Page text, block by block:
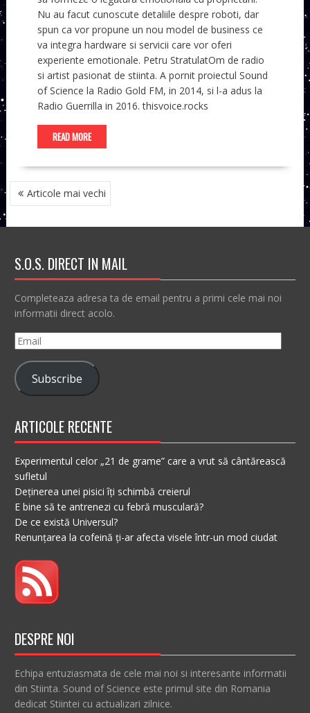
Nu au facut cunoscute detaliile despre roboti, dar
spun ca vor propune un nou model de business ce
va integra hardware si servicii care vor oferi
experiente emotionale. Petru StratulatOm de radio
si artist pasionat de stiinta. A pornit proiectul Sound
of Science la Radio Gold FM, in 2014, si l-a adus la
Radio Guerrilla in 2016. thisvoice.rocks
READ MORE
NAVIGARE
ÎN Articole mai vechi
S.O.S. DIRECT IN MAIL
Completeaza adresa ta de email pentru a primi cele mai noi
informatii direct acolo.
Email
Subscribe
ARTICOLE RECENTE
Experimentul celor „21 de grame” care a vrut să cântărească
sufletul
Deținerea unei pisici îți schimbă creierul
E bine să te antrenezi cu febră musculară?
De ce există Universul?
Renunțarea la cofeină ți-ar afecta visele într-un mod ciudat
DESPRE NOI
Echipa entuziasmata de cele mai noi si interesante informatii
din Stiinta. Sound of Science este primul site din Romania
dedicat Stiintei cu actualizari zilnice.